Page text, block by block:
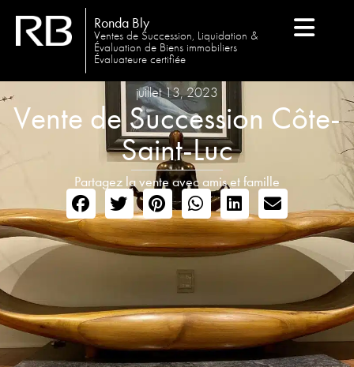
Ronda Bly
Ventes de Succession, Liquidation &
Évaluation de Biens immobiliers
Évaluateure certifiée
juillet 13, 2023
Vente de Succession Côte-
Saint-Luc
Partagez la vente avec amis et famille